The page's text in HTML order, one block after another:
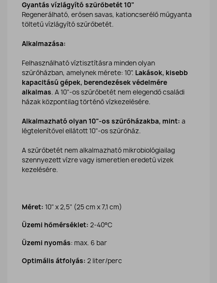
Gyantás vízlágyító szűrőbetét 10"
Regenerálható, erősen savas, kationcserélő műgyanta
töltetű vízlágyító szűrőbetét.
Alkalmazása:
Felhasználható víztisztításra minden olyan
szűrőházban, amelynek mérete: 10". Lakások, kisebb
kapacitású gépek, berendezések védelmére
alkalmas. A 10"-os szűrőbetét nem elegendő családi
házak központilag történő vízkezelésére.
Alkalmazható olyan 10"-os szűrőházakba, mint: a
légtelenítővel ellátott 10"-os szűrőház.
A szűrőbetét nem alkalmazható mikrobiológiailag
szennyezett vízre vagy ismeretlen eredetű vizek
kezelésére.
Méret: 10" x 2,5" (25 cm x 7,1 cm)
Üzemi hőmérséklet: 2-40°C
Üzemi nyomás: max. 6 bar
Optimális átfolyás: 2 liter/perc